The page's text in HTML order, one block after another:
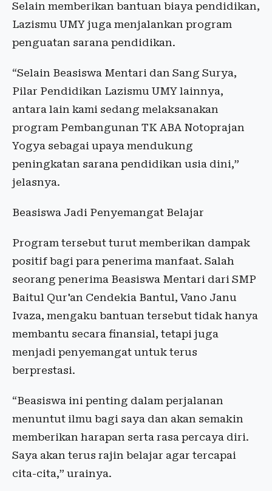
Selain memberikan bantuan biaya pendidikan,
Lazismu UMY juga menjalankan program
penguatan sarana pendidikan.
“Selain Beasiswa Mentari dan Sang Surya,
Pilar Pendidikan Lazismu UMY lainnya,
antara lain kami sedang melaksanakan
program Pembangunan TK ABA Notoprajan
Yogya sebagai upaya mendukung
peningkatan sarana pendidikan usia dini,”
jelasnya.
Beasiswa Jadi Penyemangat Belajar
Program tersebut turut memberikan dampak
positif bagi para penerima manfaat. Salah
seorang penerima Beasiswa Mentari dari SMP
Baitul Qur'an Cendekia Bantul, Vano Janu
Ivaza, mengaku bantuan tersebut tidak hanya
membantu secara finansial, tetapi juga
menjadi penyemangat untuk terus
berprestasi.
“Beasiswa ini penting dalam perjalanan
menuntut ilmu bagi saya dan akan semakin
memberikan harapan serta rasa percaya diri.
Saya akan terus rajin belajar agar tercapai
cita-cita,” urainya.